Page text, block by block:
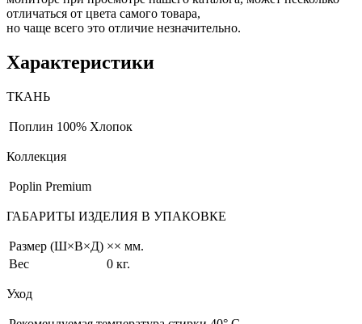
отличаться от цвета самого товара,
но чаще всего это отличие незначительно.
Характеристики
ТКАНЬ
Поплин 100% Хлопок
Коллекция
Poplin Premium
ГАБАРИТЫ ИЗДЕЛИЯ В УПАКОВКЕ
Размер (Ш×В×Д) ×× мм.
Вес
0 кг.
Уход